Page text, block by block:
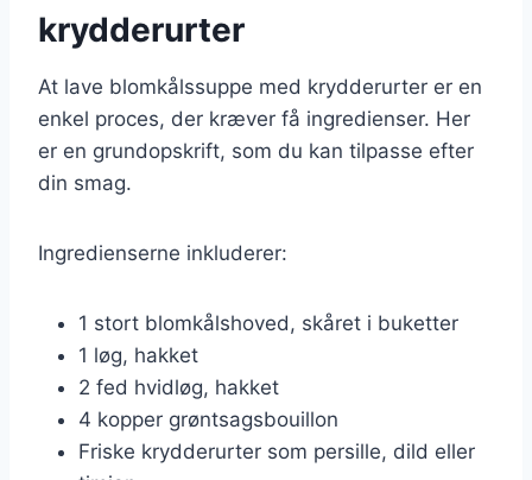
krydderurter
At lave blomkålssuppe med krydderurter er en
enkel proces, der kræver få ingredienser. Her
er en grundopskrift, som du kan tilpasse efter
din smag.
Ingredienserne inkluderer:
1 stort blomkålshoved, skåret i buketter
1 løg, hakket
2 fed hvidløg, hakket
4 kopper grøntsagsbouillon
Friske krydderurter som persille, dild eller